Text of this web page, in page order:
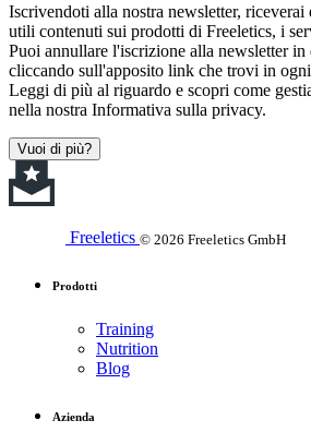
Iscrivendoti alla nostra newsletter, riceverai
utili contenuti sui prodotti di Freeletics, i
Puoi annullare l'iscrizione alla newsletter in
cliccando sull'apposito link che trovi in
Leggi di più al riguardo e scopri come
nella nostra Informativa sulla privacy.
Vuoi di più?
Freeletics © 2026 Freeletics GmbH
Prodotti
Training
Nutrition
Blog
Azienda